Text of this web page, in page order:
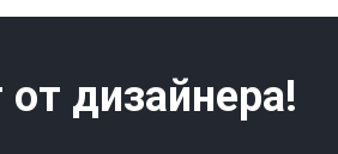
дизайнера!